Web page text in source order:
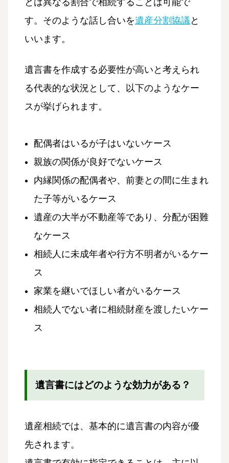
とは異なる割合で相続することは可能で
す。そのような話し合いを遺産分割協議と
いいます。
遺言書を作成する必要性が高いと考えられ
る代表的な状況として、以下のようなケー
スが挙げられます。
配偶者はいるが子はいないケース
親族の関係が良好でないケース
内縁関係の配偶者や、前妻との間に生まれ
た子等がいるケース
遺産の大半が不動産等であり、分配が困難
なケース
相続人に未成年者や行方不明者がいるケー
ス
家業を継いでほしい者がいるケース
相続人でない者に相続財産を渡したいケー
ス
遺言書にはどのような効力がある？
遺産相続では、基本的に遺言書の内容が優
先されます。